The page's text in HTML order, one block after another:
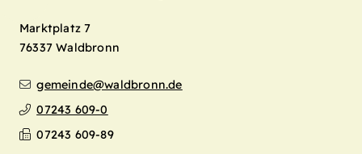
Marktplatz 7
76337 Waldbronn
gemeinde@waldbronn.de
07243 609-0
07243 609-89